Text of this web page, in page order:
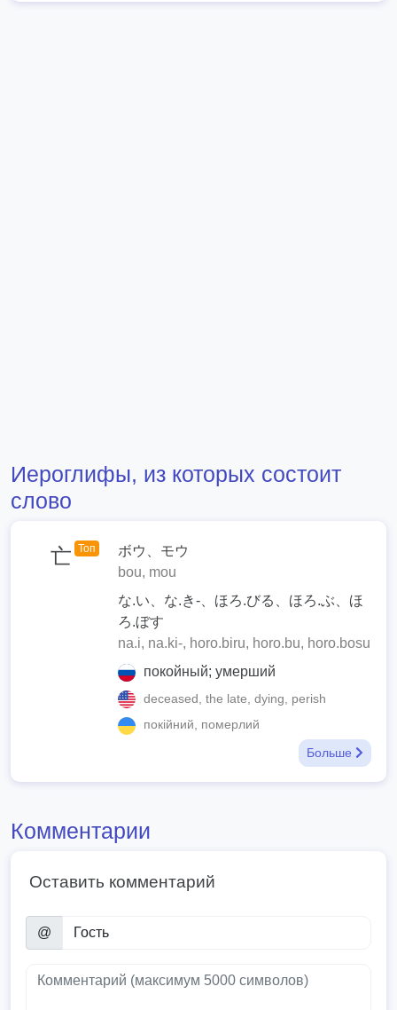
Иероглифы, из которых состоит
слово
亡 Топ
ボウ、モウ
bou, mou
な.い、な.き-、ほろ.びる、ほろ.ぶ、ほ
ろ.ぼす
na.i, na.ki-, horo.biru, horo.bu, horo.bosu
покойный; умерший
deceased, the late, dying, perish
покійний, померлий
Больше
Комментарии
Оставить комментарий
@